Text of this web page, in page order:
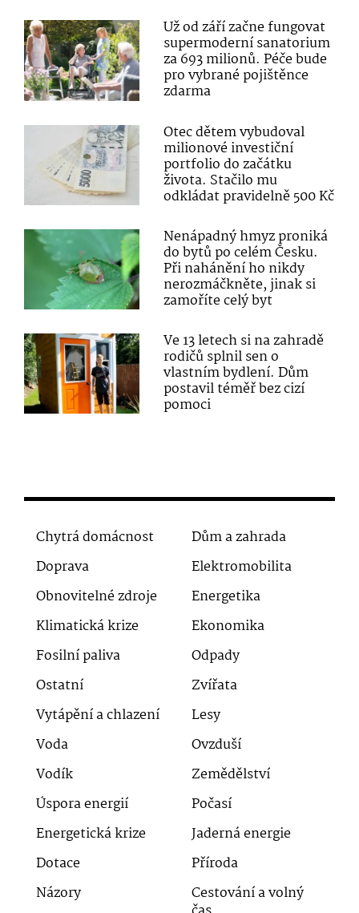
Už od září začne fungovat
supermoderní sanatorium
za 693 milionů. Péče bude
pro vybrané pojištěnce
zdarma
Otec dětem vybudoval
milionové investiční
portfolio do začátku
života. Stačilo mu
odkládat pravidelně 500 Kč
Nenápadný hmyz proniká
do bytů po celém Česku.
Při nahánění ho nikdy
nerozmáčkněte, jinak si
zamoříte celý byt
Ve 13 letech si na zahradě
rodičů splnil sen o
vlastním bydlení. Dům
postavil téměř bez cizí
pomoci
Chytrá domácnost
Dům a zahrada
Doprava
Elektromobilita
Obnovitelné zdroje
Energetika
Klimatická krize
Ekonomika
Fosilní paliva
Odpady
Ostatní
Zvířata
Vytápění a chlazení
Lesy
Voda
Ovzduší
Vodík
Zemědělství
Úspora energií
Počasí
Energetická krize
Jaderná energie
Dotace
Příroda
Názory
Cestování a volný